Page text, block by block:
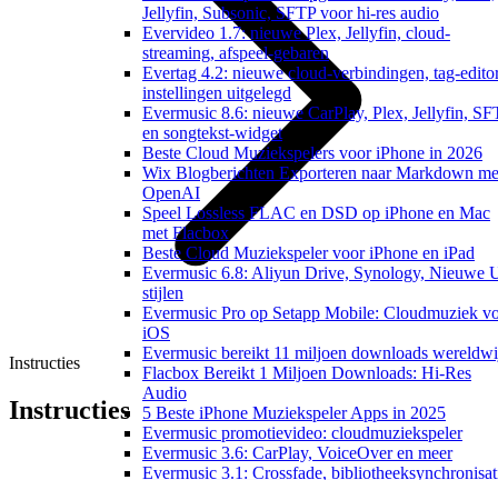
Jellyfin, Subsonic, SFTP voor hi-res audio
Evervideo 1.7: nieuwe Plex, Jellyfin, cloud-
streaming, afspeel-gebaren
Evertag 4.2: nieuwe cloud-verbindingen, tag-
instellingen uitgelegd
Evermusic 8.6: nieuwe CarPlay, Plex, Jellyfin,
en songtekst-widget
Beste Cloud Muziekspelers voor iPhone in 2026
Wix Blogberichten Exporteren naar Markdown
OpenAI
Speel Lossless FLAC en DSD op iPhone en Mac
met Flacbox
Beste Cloud Muziekspeler voor iPhone en iPad
Evermusic 6.8: Aliyun Drive, Synology, Nieuwe
stijlen
Evermusic Pro op Setapp Mobile: Cloudmuziek
iOS
Evermusic bereikt 11 miljoen downloads
Flacbox Bereikt 1 Miljoen Downloads: Hi-Res
Audio
5 Beste iPhone Muziekspeler Apps in 2025
Evermusic promotievideo: cloudmuziekspeler
Evermusic 3.6: CarPlay, VoiceOver en meer
Evermusic 3.1: Crossfade,
Instructies
Instructies